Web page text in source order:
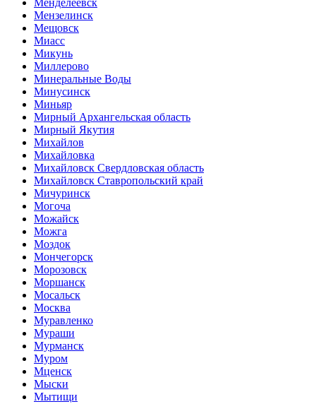
Менделеевск
Мензелинск
Мещовск
Миасс
Микунь
Миллерово
Минеральные Воды
Минусинск
Миньяр
Мирный Архангельская область
Мирный Якутия
Михайлов
Михайловка
Михайловск Свердловская область
Михайловск Ставропольский край
Мичуринск
Могоча
Можайск
Можга
Моздок
Мончегорск
Морозовск
Моршанск
Мосальск
Москва
Муравленко
Мураши
Мурманск
Муром
Мценск
Мыски
Мытищи